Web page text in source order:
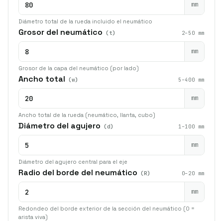
mm
Diámetro total de la rueda incluido el neumático
Grosor del neumático (t) 2–50 mm
mm
Grosor de la capa del neumático (por lado)
Ancho total (w) 5–400 mm
mm
Ancho total de la rueda (neumático, llanta, cubo)
Diámetro del agujero (d) 1–100 mm
mm
Diámetro del agujero central para el eje
Radio del borde del neumático (R) 0–20 mm
mm
Redondeo del borde exterior de la sección del neumático (0 =
arista viva)